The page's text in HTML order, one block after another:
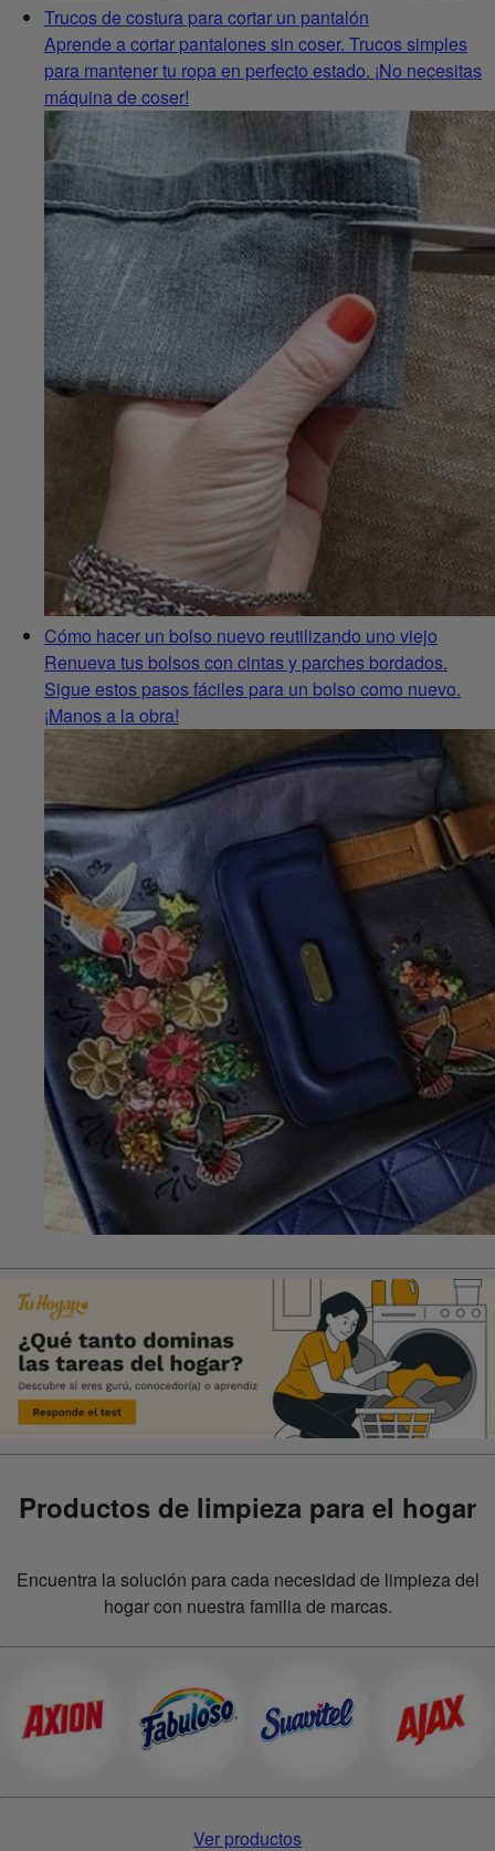
Trucos de costura para cortar un pantalón
Aprende a cortar pantalones sin coser. Trucos simples
para mantener tu ropa en perfecto estado. ¡No necesitas
máquina de coser!
Cómo hacer un bolso nuevo reutilizando uno viejo
Renueva tus bolsos con cintas y parches bordados.
Sigue estos pasos fáciles para un bolso como nuevo.
¡Manos a la obra!
Productos de limpieza para el hogar
Encuentra la solución para cada necesidad de limpieza del
hogar con nuestra familia de marcas.
Ver productos